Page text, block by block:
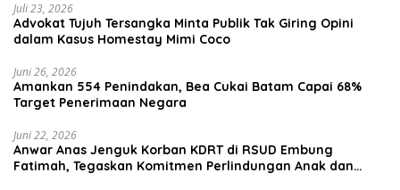
Juli 23, 2026
Advokat Tujuh Tersangka Minta Publik Tak Giring Opini
dalam Kasus Homestay Mimi Coco
Juni 26, 2026
Amankan 554 Penindakan, Bea Cukai Batam Capai 68%
Target Penerimaan Negara
Juni 22, 2026
Anwar Anas Jenguk Korban KDRT di RSUD Embung
Fatimah, Tegaskan Komitmen Perlindungan Anak dan